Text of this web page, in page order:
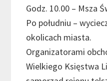
Godz. 10.00 – Msza
Po południu –
okolicach miasta.
Organizatorami
Wielkiego Księstwa